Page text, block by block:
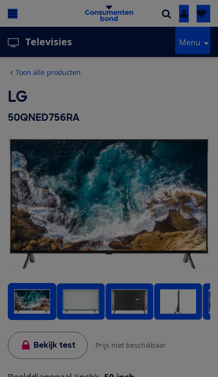
Inloggen
Televisies Menu
Toon alle producten
LG
50QNED756RA
Bekijk test Prijs niet beschikbaar